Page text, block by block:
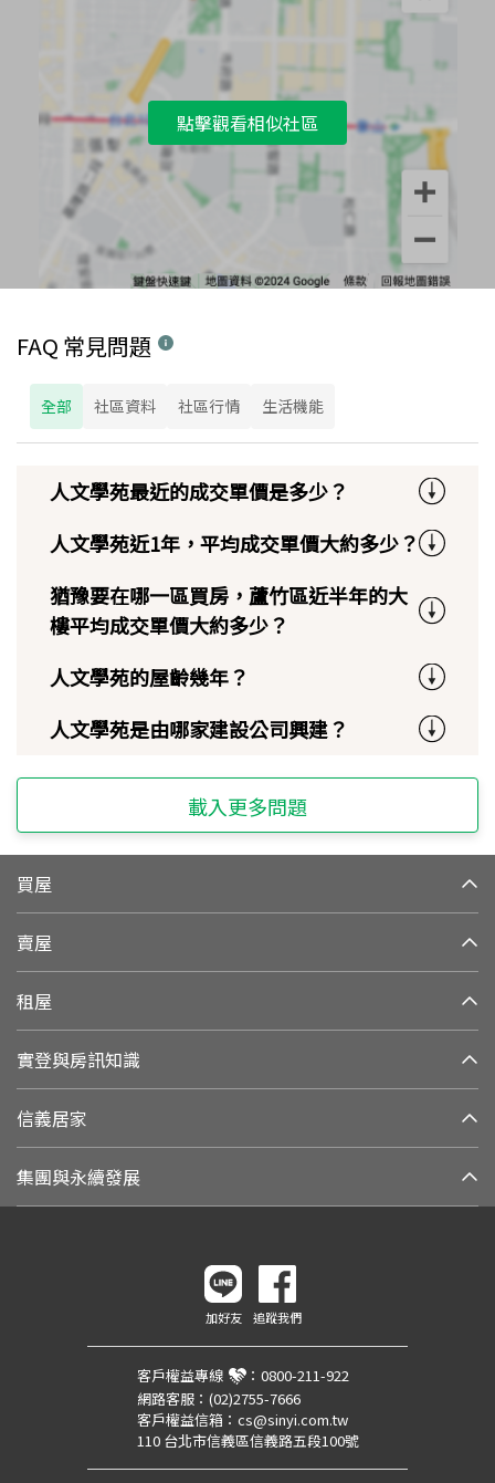
點擊觀看相似社區
FAQ 常見問題
全部 社區資料 社區行情 生活機能
人文學苑最近的成交單價是多少？
人文學苑近1年，平均成交單價大約多少？
猶豫要在哪一區買房，蘆竹區近半年的大
樓平均成交單價大約多少？
人文學苑的屋齡幾年？
人文學苑是由哪家建設公司興建？
載入更多問題
買屋
賣屋
租屋
實登與房訊知識
信義居家
集團與永續發展
加好友 追蹤我們
客戶權益專線 ： 0800-211-922
網路客服： (02)2755-7666
客戶權益信箱： cs@sinyi.com.tw
110 台北市信義區信義路五段100號